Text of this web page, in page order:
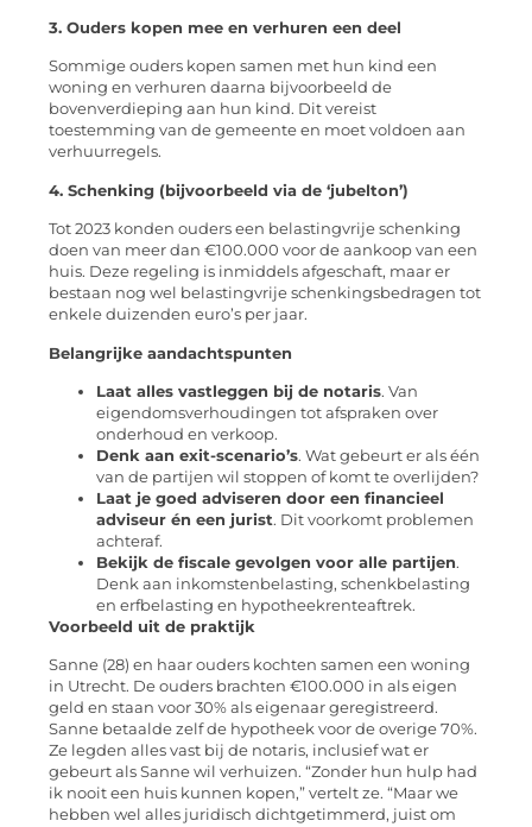
3. Ouders kopen mee en verhuren een deel
Sommige ouders kopen samen met hun kind een
woning en verhuren daarna bijvoorbeeld de
bovenverdieping aan hun kind. Dit vereist
toestemming van de gemeente en moet voldoen aan
verhuurregels.
4. Schenking (bijvoorbeeld via de ‘jubelton’)
Tot 2023 konden ouders een belastingvrije schenking
doen van meer dan €100.000 voor de aankoop van een
huis. Deze regeling is inmiddels afgeschaft, maar er
bestaan nog wel belastingvrije schenkingsbedragen tot
enkele duizenden euro’s per jaar.
Belangrijke aandachtspunten
Laat alles vastleggen bij de notaris. Van
eigendomsverhoudingen tot afspraken over
onderhoud en verkoop.
Denk aan exit-scenario’s. Wat gebeurt er als één
van de partijen wil stoppen of komt te overlijden?
Laat je goed adviseren door een financieel
adviseur én een jurist. Dit voorkomt problemen
achteraf.
Bekijk de fiscale gevolgen voor alle partijen.
Denk aan inkomstenbelasting, schenkbelasting
en erfbelasting en hypotheekrenteaftrek.
Voorbeeld uit de praktijk
Sanne (28) en haar ouders kochten samen een woning
in Utrecht. De ouders brachten €100.000 in als eigen
geld en staan voor 30% als eigenaar geregistreerd.
Sanne betaalde zelf de hypotheek voor de overige 70%.
Ze legden alles vast bij de notaris, inclusief wat er
gebeurt als Sanne wil verhuizen. “Zonder hun hulp had
ik nooit een huis kunnen kopen,” vertelt ze. “Maar we
hebben wel alles juridisch dichtgetimmerd, juist om